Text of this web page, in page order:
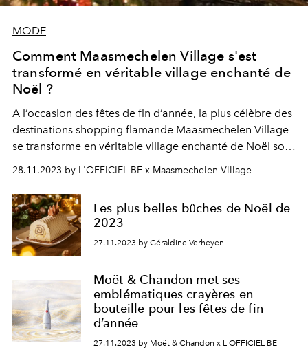
MODE
Comment Maasmechelen Village s'est
transformé en véritable village enchanté de
Noël ?
A l’occasion des fêtes de fin d’année, la plus célèbre des
destinations shopping flamande Maasmechelen Village
se transforme en véritable village enchanté de Noël sous
l’impulsion de l’artiste floral belge Daniel Ost.
28.11.2023 by L'OFFICIEL BE x Maasmechelen Village
Les plus belles bûches de Noël de
2023
27.11.2023 by Géraldine Verheyen
Moët & Chandon met ses
emblématiques crayères en
bouteille pour les fêtes de fin
d’année
27.11.2023 by Moët & Chandon x L'OFFICIEL BE